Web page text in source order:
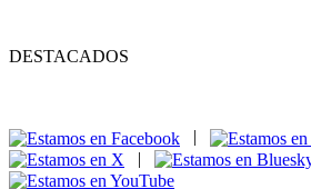
DESTACADOS
|